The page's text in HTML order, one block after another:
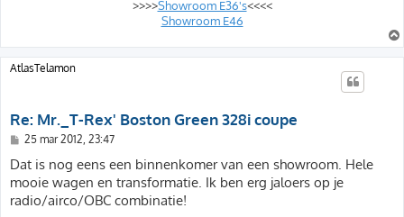
>>>>Showroom E36's<<<<
Showroom E46
AtlasTelamon
Re: Mr._T-Rex' Boston Green 328i coupe
B
r
i
c
h
t
25 mar 2012, 23:47
Dat is nog eens een binnenkomer van een showroom. Hele
mooie wagen en transformatie. Ik ben erg jaloers op je
radio/airco/OBC combinatie!